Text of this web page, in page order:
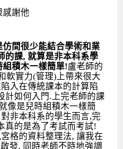
謝他
間很少能結合學術和業
的課, 就算是非本科系學
組積木一樣簡單!盧老師的
軟實力(管理)上帶來很大
入在傳統課本的計算陷
計如何入門.上完老師的課
像是兒時組積木一樣簡
非本科系的學生而言,完
真的是為了考試而考試!
格的資料整理法, 讓我在
發, 同時老師不時地強調